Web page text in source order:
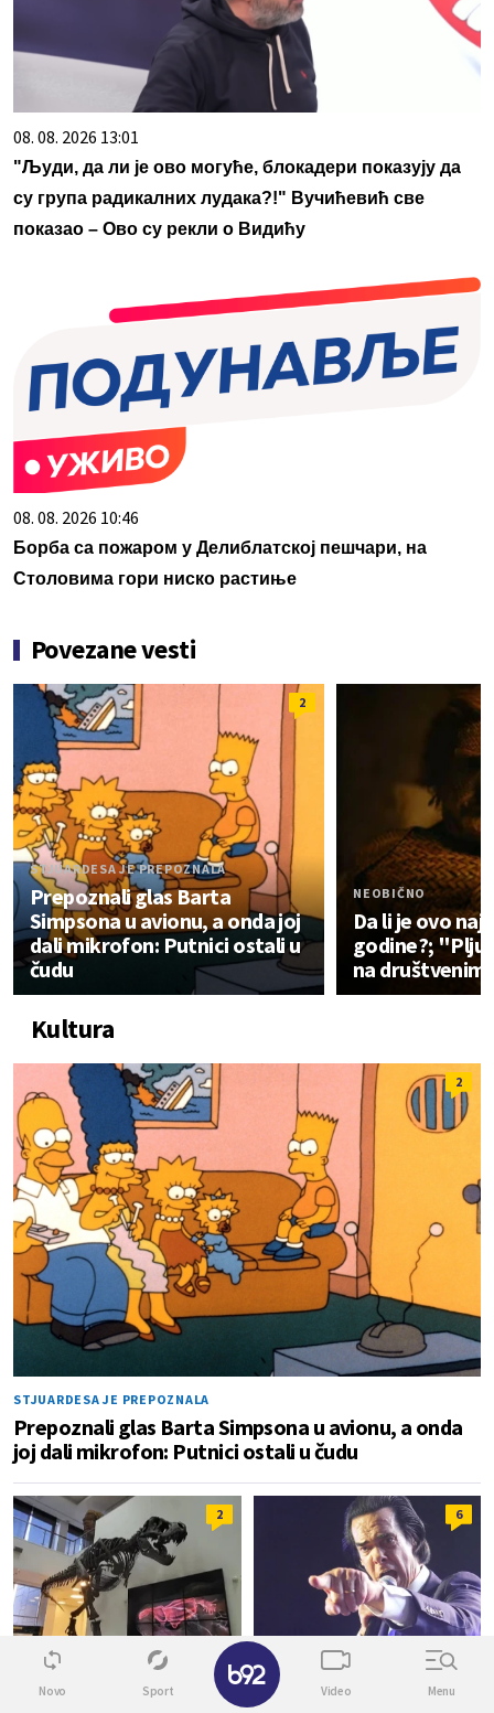
08. 08. 2026 13:01
"Људи, да ли је ово могуће, блокадери показују да
су група радикалних лудака?!" Вучићевић све
показао – Ово су рекли о Видићу
08. 08. 2026 10:46
Борба са пожаром у Делиблатској пешчари, на
Столовима гори ниско растиње
Povezane vesti
2
STJUARDESA JE PREPOZNALA
Prepoznali glas Barta
Simpsona u avionu, a onda joj
dali mikrofon: Putnici ostali u
čudu
NEOBIČNO
Da li je ovo
godine?;
na društvenim
Kultura
2
STJUARDESA JE PREPOZNALA
Prepoznali glas Barta Simpsona u avionu, a onda
joj dali mikrofon: Putnici ostali u čudu
2
OPŠTA NAVALA
Ovo je najneobičniji
6
MUZIKA
Ovacije beogradske publike za
Novo Sport Video Menu
✕